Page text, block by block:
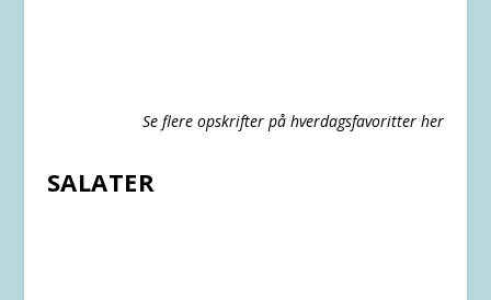
Se flere opskrifter på hverdagsfavoritter her
SALATER